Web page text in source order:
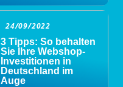
24/09/2022
3 Tipps: So behalten
Sie Ihre Webshop-
Investitionen in
Deutschland im
Auge